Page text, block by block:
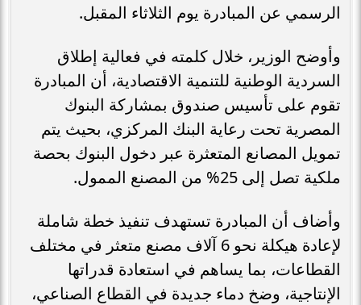
الرسمي عن المبادرة يوم الثلاثاء المقبل.
وأوضح الوزير، خلال كلمته في فعالية إطلاق
السردية الوطنية للتنمية الاقتصادية، أن المبادرة
تقوم على تأسيس صندوق بمشاركة البنوك
المصرية تحت رعاية البنك المركزي، بحيث يتم
تمويل المصانع المتعثرة عبر دخول البنوك بحصة
ملكية تصل إلى 25% من المصنع الممول.
وأضاف أن المبادرة تستهدف تنفيذ خطة شاملة
لإعادة هيكلة نحو 6 آلاف مصنع متعثر في مختلف
القطاعات، بما يساهم في استعادة قدراتها
الإنتاجية، وضخ دماء جديدة في القطاع الصناعي،